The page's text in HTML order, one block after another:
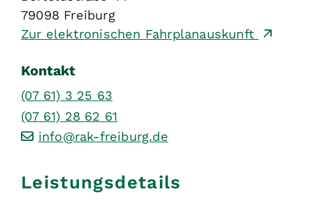
79098 Freiburg
Zur elektronischen Fahrplanauskunft
Kontakt
(07 61) 3 25 63
(07 61) 28 62 61
info@rak-freiburg.de
Leistungsdetails